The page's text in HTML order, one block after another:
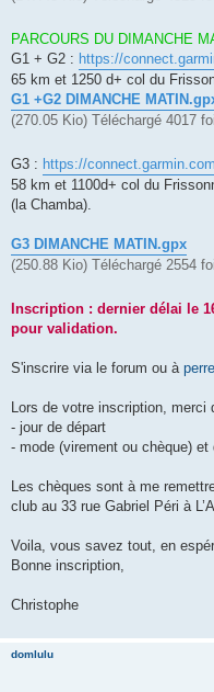
PARCOURS DU DIMANCHE
G1 + G2 : https://
65 km et 1250 d+ col du
G1 +G2 DIMANCHE
(270.05 Kio) Téléchargé 4017
G3 : https://
58 km et 1100d+ col du
(la Chamba).
G3 DIMANCHE MATIN.gpx
(250.88 Kio) Téléchargé 2554
Inscription : dernier délai le
pour validation.
S'inscrire via le forum ou à
Lors de votre inscription,
- jour de départ
- mode (virement ou chèque) et
Les chèques sont à me
club au 33 rue Gabriel Péri à
Voila, vous savez tout, en
Bonne inscription,
Christophe
domlulu